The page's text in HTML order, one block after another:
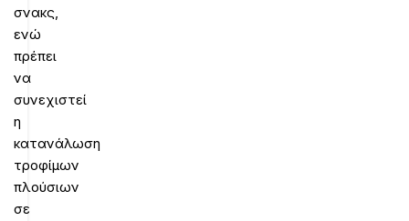
σνακς,
ενώ
πρέπει
να
συνεχιστεί
η
κατανάλωση
τροφίμων
πλούσιων
σε